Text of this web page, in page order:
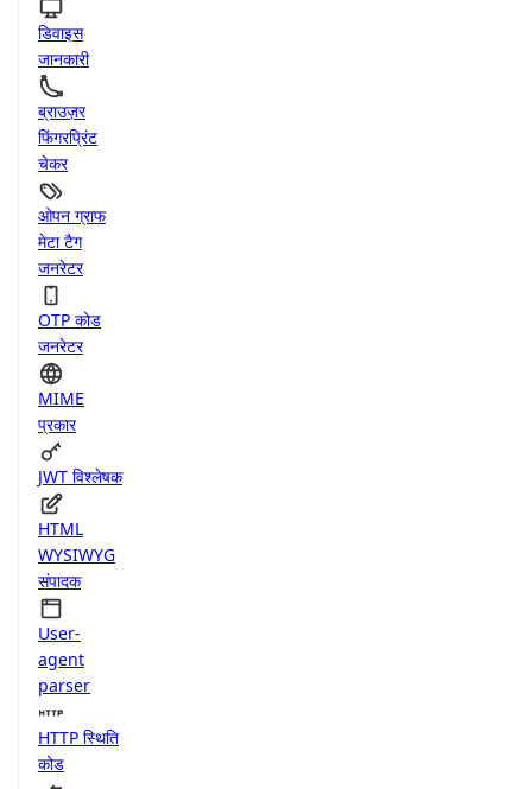
डिवाइस
जानकारी
ब्राउज़र
फिंगरप्रिंट
चेकर
ओपन ग्राफ
मेटा टैग
जनरेटर
OTP कोड
जनरेटर
MIME
प्रकार
JWT विश्लेषक
HTML
WYSIWYG
संपादक
User-
agent
parser
HTTP स्थिति
कोड